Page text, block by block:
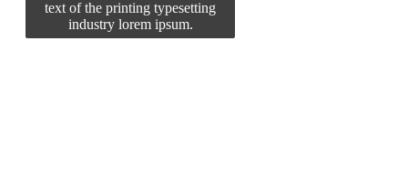
text of the printing typesetting
industry lorem ipsum.